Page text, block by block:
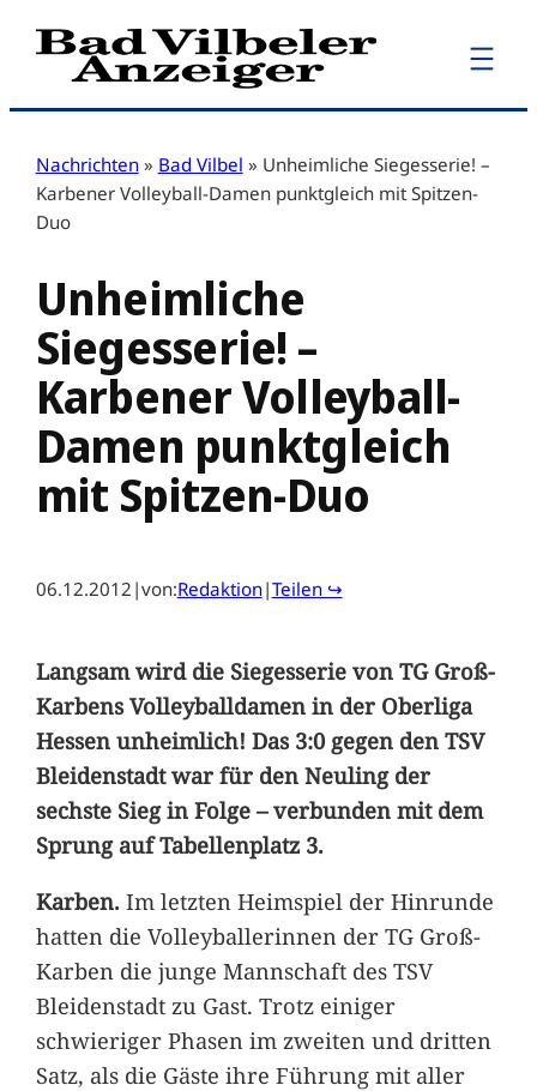
Zum
Inhalt
Nachrichten » Bad Vilbel » Unheimliche Siegesserie! –
Karbener Volleyball-Damen punktgleich mit Spitzen-
Duo
Unheimliche
Siegesserie! –
Karbener Volleyball-
Damen punktgleich
mit Spitzen-Duo
06.12.2012 |von:Redaktion|Teilen ↪
Langsam wird die Siegesserie von TG Groß-
Karbens Volleyballdamen in der Oberliga
Hessen unheimlich! Das 3:0 gegen den TSV
Bleidenstadt war für den Neuling der
sechste Sieg in Folge – verbunden mit dem
Sprung auf Tabellenplatz 3.
Karben.Im letzten Heimspiel der Hinrunde
hatten die Volleyballerinnen der TG Groß-
Karben die junge Mannschaft des TSV
Bleidenstadt zu Gast. Trotz einiger
schwieriger Phasen im zweiten und dritten
Satz, als die Gäste ihre Führung mit aller